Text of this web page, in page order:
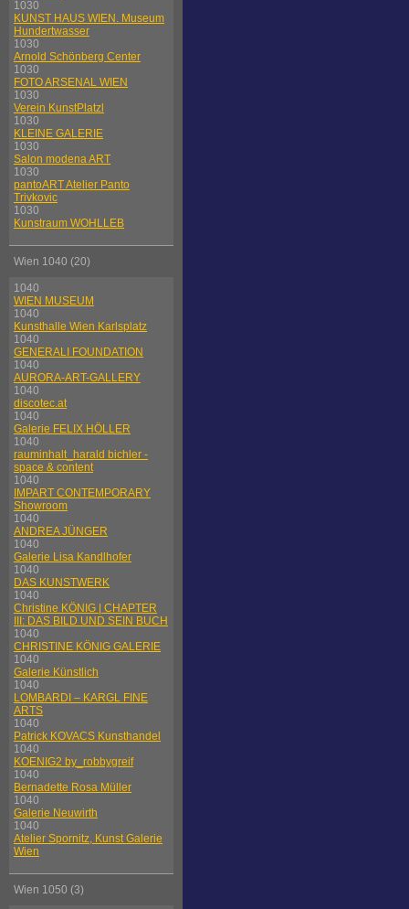
1030
KUNST HAUS WIEN. Museum
Hundertwasser
1030
Arnold Schönberg Center
1030
FOTO ARSENAL WIEN
1030
Verein KunstPlatzl
1030
KLEINE GALERIE
1030
Salon modena ART
1030
pantoART Atelier Panto
Trivkovic
1030
Kunstraum WOHLLEB
Wien 1040 (20)
1040
WIEN MUSEUM
1040
Kunsthalle Wien Karlsplatz
1040
GENERALI FOUNDATION
1040
AURORA-ART-GALLERY
1040
discotec.at
1040
Galerie FELIX HÖLLER
1040
rauminhalt_harald bichler -
space & content
1040
IMPART CONTEMPORARY
Showroom
1040
ANDREA JÜNGER
1040
Galerie Lisa Kandlhofer
1040
DAS KUNSTWERK
1040
Christine KÖNIG | CHAPTER
III: DAS BILD UND SEIN BUCH
1040
CHRISTINE KÖNIG GALERIE
1040
Galerie Künstlich
1040
LOMBARDI – KARGL FINE
ARTS
1040
Patrick KOVACS Kunsthandel
1040
KOENIG2 by_robbygreif
1040
Bernadette Rosa Müller
1040
Galerie Neuwirth
1040
Atelier Spornitz, Kunst Galerie
Wien
Wien 1050 (3)